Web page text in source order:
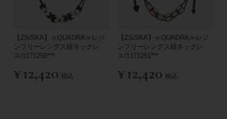
【ZSiSKA】≪QUADRA≫レジ
ンフリーレングス紐ネックレ
ス/1171250***
¥ 12,420 税込
【ZSiSKA】≪QUADRA≫レジ
ンフリーレングス紐ネックレ
ス/1171251***
¥ 12,420 税込